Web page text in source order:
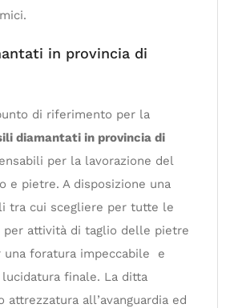
in provincia di
di riferimento per la
diamantati in provincia di
per la lavorazione del
e pietre. A disposizione una
tra cui scegliere per tutte le
per attività di taglio delle pietre
foratura impeccabile e
finale. La ditta
attrezzatura all’avanguardia ed